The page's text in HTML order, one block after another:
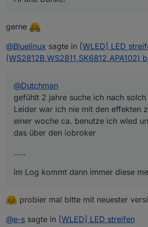
danke für die hilfe
gerne
@Bluelinux sagte in [WLED] LED
(WS2812B,WS2811,SK6812,APA102)
@Dutchman
gefühlt 2 jahre suche ich nach
Leider war ich nie mit den effekten
einer woche ca. benutze ich wled
das über den iobroker
.....
im Log kommt dann immer diese
probier mal bitte mit neuester
@e-s sagte in [WLED] LED streifen